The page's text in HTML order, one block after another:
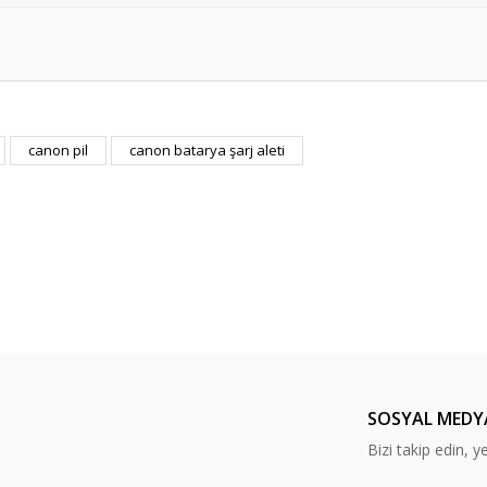
Bu ürüne ilk yorumu siz yapın!
canon pil canon batarya şarj aleti
SOSYAL
Bizi takip edin,